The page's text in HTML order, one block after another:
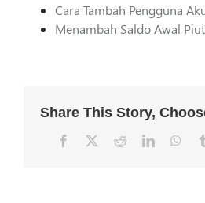
Cara Tambah Pengguna
Menambah Saldo Awal
Share This Story,
Facebook RedditLinkedIn